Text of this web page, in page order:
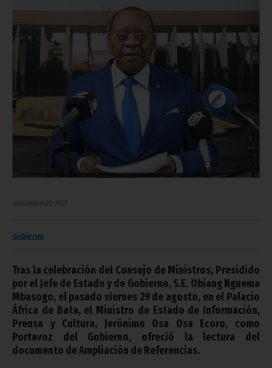
septiembre 01, 2025
Gobierno
Tras la celebración del Consejo de Ministros, Presidido
por el Jefe de Estado y de Gobierno, S.E. Obiang Nguema
Mbasogo, el pasado viernes 29 de agosto, en el Palacio
África de Bata, el Ministro de Estado de Información,
Prensa y Cultura, Jerónimo Osa Osa Ecoro, como
Portavoz del Gobierno, ofreció la lectura del
documento de Ampliación de Referencias.